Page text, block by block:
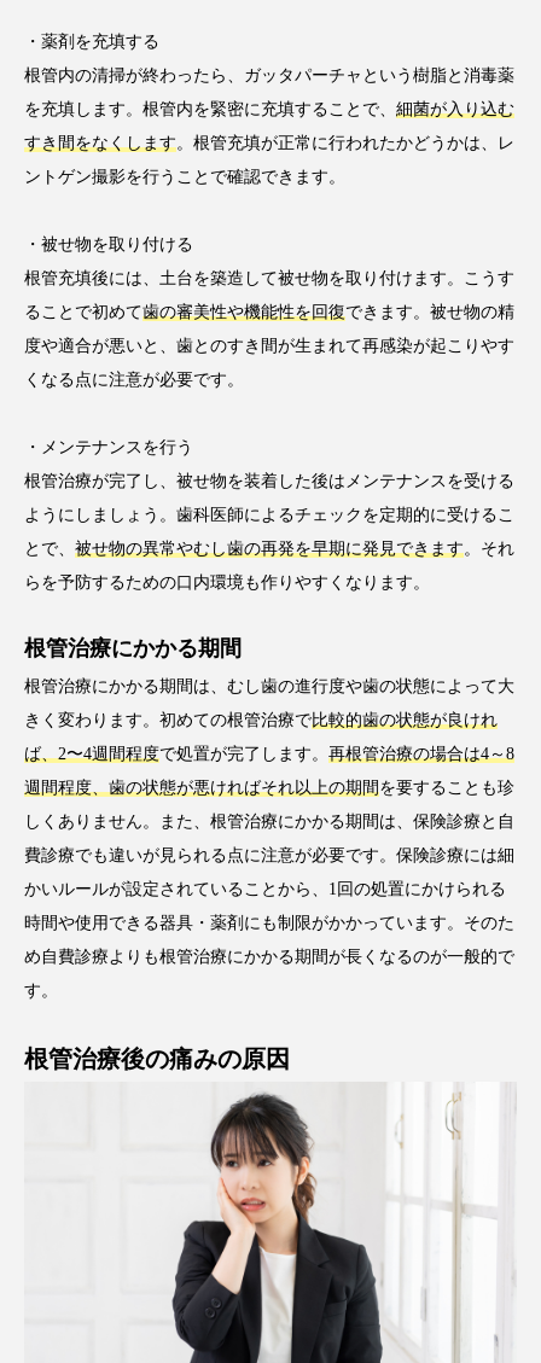
・薬剤を充填する
根管内の清掃が終わったら、ガッタパーチャという樹脂と消毒薬
を充填します。根管内を緊密に充填することで、 細菌が入り込む
すき間をなくします 。根管充填が正常に行われたかどうかは、レ
ントゲン撮影を行うことで確認できます。
・被せ物を取り付ける
根管充填後には、土台を築造して被せ物を取り付けます。こうす
ることで初めて歯の審美性や機能性を回復できます。被せ物の精
度や適合が悪いと、歯とのすき間が生まれて再感染が起こりやす
くなる点に注意が必要です。
・メンテナンスを行う
根管治療が完了し、被せ物を装着した後はメンテナンスを受ける
ようにしましょう。歯科医師によるチェックを定期的に受けるこ
とで、 被せ物の異常やむし歯の再発を早期に発見できます 。それ
らを予防するための口内環境も作りやすくなります。
根管治療にかかる期間
根管治療にかかる期間は、むし歯の進行度や歯の状態によって大
きく変わります。初めての根管治療で比較的歯の状態が良けれ
ば、2〜4週間程度で処置が完了します。 再根管治療の場合は4～8
週間程度、歯の状態が悪ければそれ以上の期間 を要することも珍
しくありません。また、根管治療にかかる期間は、保険診療と自
費診療でも違いが見られる点に注意が必要です。保険診療には細
かいルールが設定されていることから、1回の処置にかけられる
時間や使用できる器具・薬剤にも制限がかかっています。そのた
め自費診療よりも根管治療にかかる期間が長くなるのが一般的で
す。
根管治療後の痛みの原因